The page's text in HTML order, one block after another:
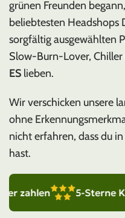
grünen Freunden
beliebtesten
sorgfältig ausgewählten
Slow-Burn-Lover, Chiller
ES lieben.
Wir verschicken unsere
ohne
nicht erfahren, dass du
hast.
5-Sterne